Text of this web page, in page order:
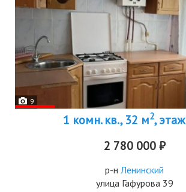
9
1 комн. кв., 32 м2,
2 780 000 ₽
р-н Ленинский
улица Гафурова 39